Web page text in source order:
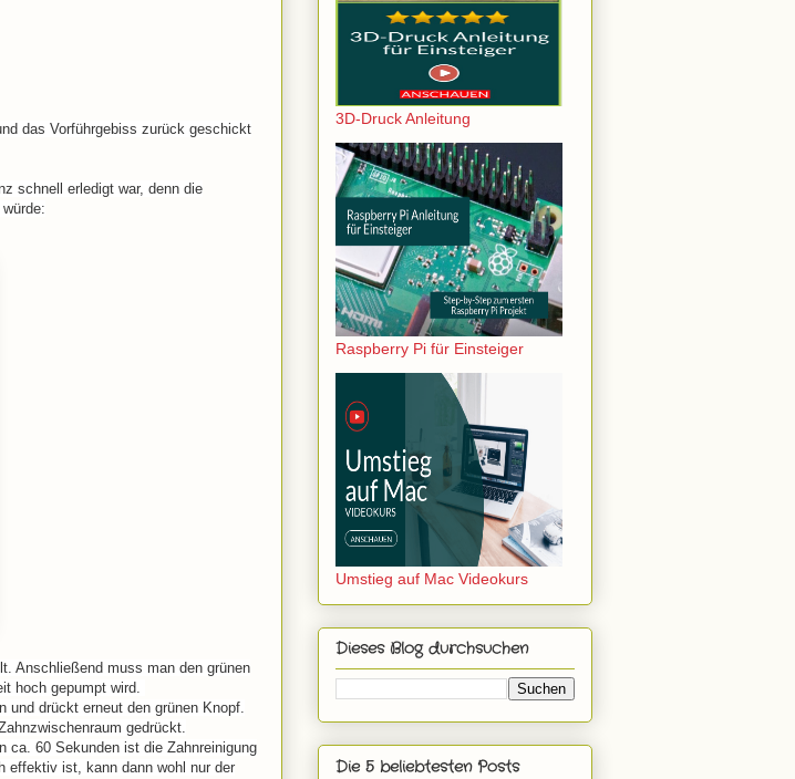
das Vorführgebiss zurück geschickt
schnell erledigt war, denn die
Anschließend muss man den grünen
hoch gepumpt wird.
und drückt erneut den grünen Knopf.
gedrückt.
ca. 60 Sekunden ist die Zahnreinigung
effektiv ist, kann dann wohl nur der
3D-Druck Anleitung
Raspberry Pi für Einsteiger
Umstieg auf Mac Videokurs
Dieses Blog durchsuchen
Die 5 beliebtesten Posts